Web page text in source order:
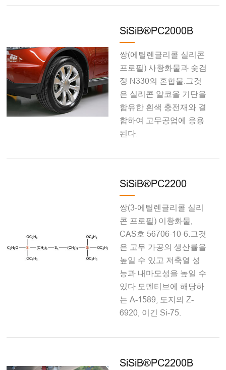
SiSiB®PC2000B
쌍(에틸렌글리콜 실리콘
프로필) 사황화물과 숯검
정 N330의 혼합물.그것
은 실리콘 알코올 기단을
함유한 흰색 충전재와 결
합하여 고무공업에 응용
된다.
SiSiB®PC2200
쌍(3-에틸렌글리콜 실리
콘 프로필) 이황화물,
CAS호 56706-10-6.그것
은 고무 가공의 생산률을
높일 수 있고 저축열 성
능과 내마모성을 높일 수
있다.모멘티브에 해당하
는 A-1589, 도지의 Z-
6920, 이긴 Si-75.
SiSiB®PC2200B